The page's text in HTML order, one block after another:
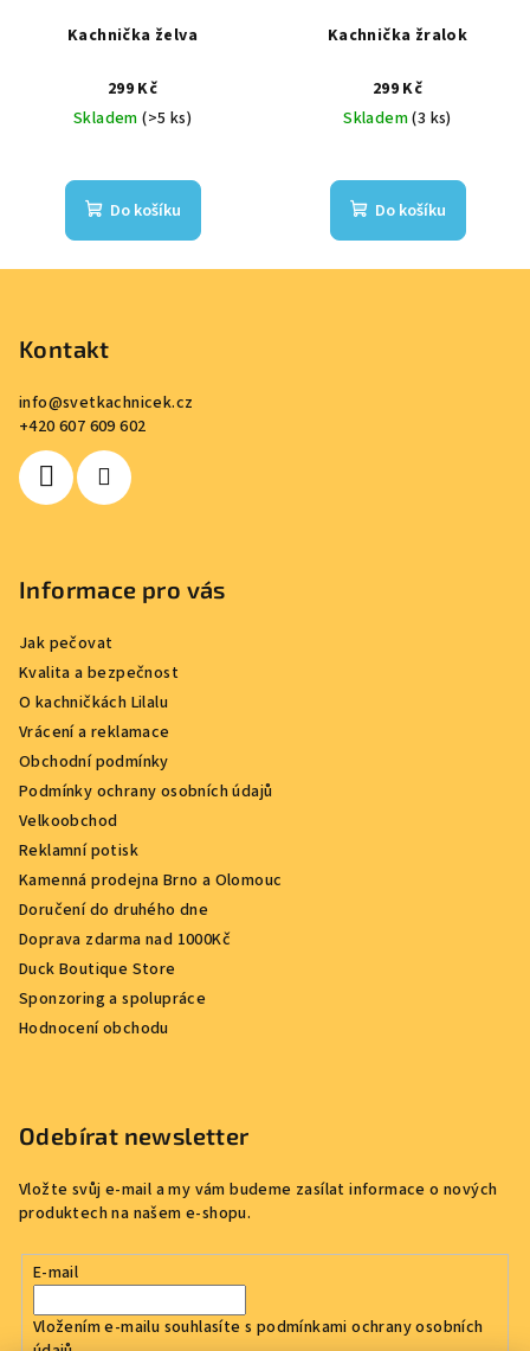
Kachnička želva
299 Kč
Skladem(>5 ks)
Do košíku
Kachnička žralok
299 Kč
Skladem(3 ks)
Do košíku
Kontakt
info@svetkachnicek.cz
+420 607 609 602
Informace pro vás
Jak pečovat
Kvalita a bezpečnost
O kachničkách Lilalu
Vrácení a reklamace
Obchodní podmínky
Podmínky ochrany osobních údajů
Velkoobchod
Reklamní potisk
Kamenná prodejna Brno a Olomouc
Doručení do druhého dne
Doprava zdarma nad 1000Kč
Duck Boutique Store
Sponzoring a spolupráce
Hodnocení obchodu
Odebírat newsletter
Vložte svůj e-mail a my vám budeme zasílat informace o nových
produktech na našem e-shopu.
E-mail
Vložením e-mailu souhlasíte s podmínkami ochrany osobních